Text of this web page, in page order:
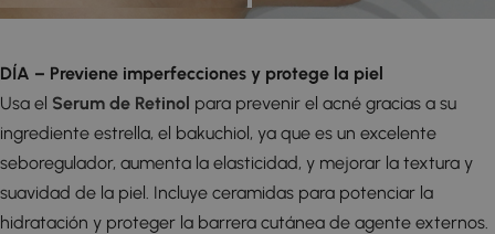
DÍA – Previene imperfecciones y protege la piel
Usa el Serum de Retinol para prevenir el acné gracias a su
ingrediente estrella, el bakuchiol, ya que es un excelente
seboregulador, aumenta la elasticidad, y mejorar la textura y
suavidad de la piel. Incluye ceramidas para potenciar la
hidratación y proteger la barrera cutánea de agente externos.